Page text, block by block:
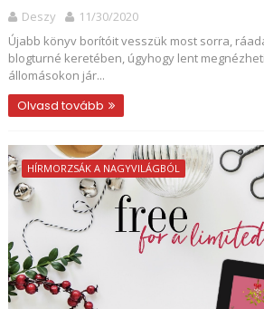
Deszy
11/30/2020
Újabb könyv borítóit vesszük most sorra,
blogturné keretében, úgyhogy lent
állomásokon jár...
Olvasd tovább
HÍRMORZSÁK A NAGYVILÁGBÓL